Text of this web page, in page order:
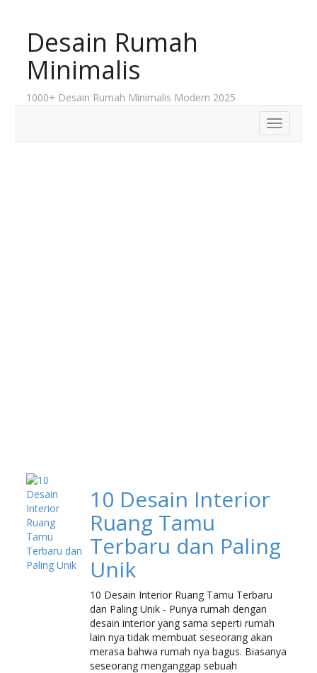
Desain Rumah
Minimalis
1000+ Desain Rumah Minimalis Modern 2025
Toggle
10 Desain Interior
Ruang Tamu
Terbaru dan Paling
Unik
10 Desain Interior Ruang Tamu Terbaru
dan Paling Unik - Punya rumah dengan
desain interior yang sama seperti rumah
lain nya tidak membuat seseorang akan
merasa bahwa rumah nya bagus. Biasanya
seseorang menganggap sebuah